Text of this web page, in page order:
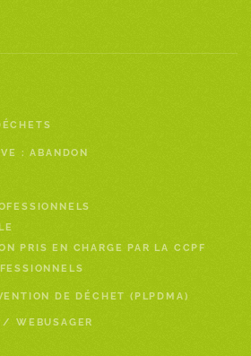
: ABANDON
PRIS EN CHARGE PAR LA CCPF
DE DÉCHET (PLPDMA)
/ WEBUSAGER